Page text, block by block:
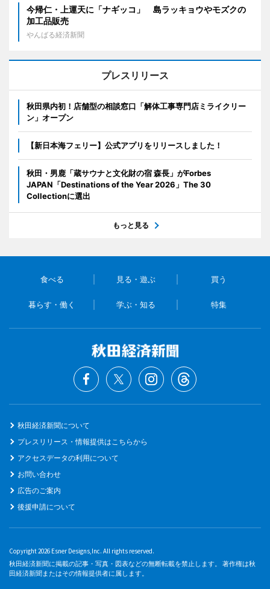
今帰仁・上運天に「ナギッコ」 島ラッキョウやモズクの
加工品販売
やんばる経済新聞
プレスリリース
秋田県内初！店舗型の相談窓口「解体工事専門店ミライクリー
ン」オープン
【新日本海フェリー】公式アプリをリリースしました！
秋田・男鹿「蔵サウナと文化財の宿 森長」がForbes
JAPAN「Destinations of the Year 2026」The 30
Collectionに選出
もっと見る
食べる 見る・遊ぶ 買う
暮らす・働く 学ぶ・知る 特集
秋田経済新聞について
プレスリリース・情報提供はこちらから
アクセスデータの利用について
お問い合わせ
広告のご案内
後援申請について
Copyright 2026 Esner Designs,Inc. All rights reserved.
秋田経済新聞に掲載の記事・写真・図表などの無断転載を禁止します。 著作権は秋
田経済新聞またはその情報提供者に属します。